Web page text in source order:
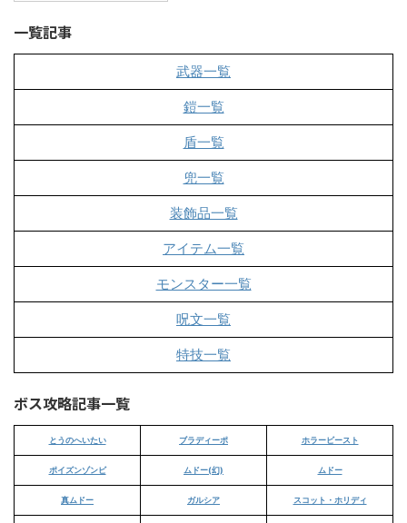
一覧記事
武器一覧
鎧一覧
盾一覧
兜一覧
装飾品一覧
アイテム一覧
モンスター一覧
呪文一覧
特技一覧
ボス攻略記事一覧
とうのへいたい ブラディーポ ホラービースト
ポイズンゾンビ ムドー(幻) ムドー
真ムドー ガルシア スコット・ホリディ